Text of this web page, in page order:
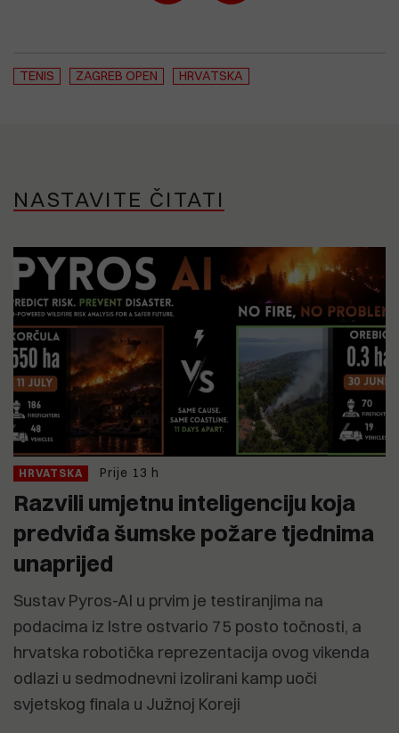
TENIS ZAGREB OPEN HRVATSKA
NASTAVITE ČITATI
HRVATSKA Prije 13 h
Razvili umjetnu inteligenciju koja
predviđa šumske požare tjednima
unaprijed
Sustav Pyros-AI u prvim je testiranjima na
podacima iz Istre ostvario 75 posto točnosti, a
hrvatska robotička reprezentacija ovog vikenda
odlazi u sedmodnevni izolirani kamp uoči
svjetskog finala u Južnoj Koreji